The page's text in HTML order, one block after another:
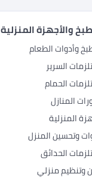
والأجهزة المنزلية
وأدوات الطعام
السرير
الحمام
المنازل
المنزلية
وتحسين المنزل
الحدائق
وتنظيم منزلي